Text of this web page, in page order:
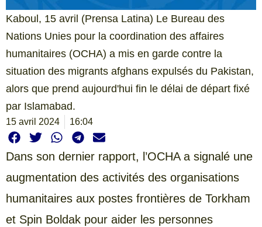
Kaboul, 15 avril (Prensa Latina) Le Bureau des
Nations Unies pour la coordination des affaires
humanitaires (OCHA) a mis en garde contre la
situation des migrants afghans expulsés du Pakistan,
alors que prend aujourd'hui fin le délai de départ fixé
par Islamabad.
15 avril 2024 16:04
Dans son dernier rapport, l’OCHA a signalé une
augmentation des activités des organisations
humanitaires aux postes frontières de Torkham
et Spin Boldak pour aider les personnes